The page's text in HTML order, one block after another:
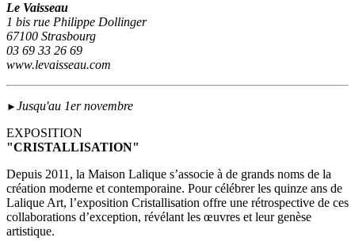
Le Vaisseau
1 bis rue Philippe Dollinger
67100 Strasbourg
03 69 33 26 69
www.levaisseau.com
► Jusqu'au 1er novembre
EXPOSITION
"CRISTALLISATION"
Depuis 2011, la Maison Lalique s’associe à de grands noms de la
création moderne et contemporaine. Pour célébrer les quinze ans de
Lalique Art, l’exposition Cristallisation offre une rétrospective de ces
collaborations d’exception, révélant les œuvres et leur genèse
artistique.